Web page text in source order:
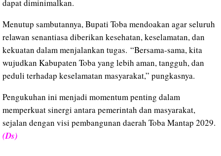
dapat diminimalkan.
Menutup sambutannya, Bupati Toba mendoakan agar seluruh
relawan senantiasa diberikan kesehatan, keselamatan, dan
kekuatan dalam menjalankan tugas. “Bersama-sama, kita
wujudkan Kabupaten Toba yang lebih aman, tangguh, dan
peduli terhadap keselamatan masyarakat,” pungkasnya.
Pengukuhan ini menjadi momentum penting dalam
memperkuat sinergi antara pemerintah dan masyarakat,
sejalan dengan visi pembangunan daerah Toba Mantap 2029.
(Ds)